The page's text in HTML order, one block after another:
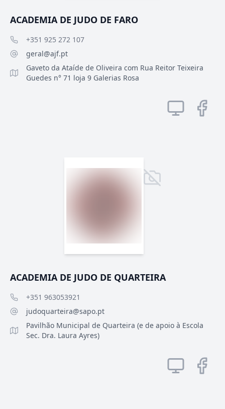
ACADEMIA DE JUDO DE FARO
+351 925 272 107
geral@ajf.pt
Gaveto da Ataíde de Oliveira com Rua Reitor Teixeira
Guedes n° 71 loja 9 Galerias Rosa
ACADEMIA DE JUDO DE QUARTEIRA
+351 963053921
judoquarteira@sapo.pt
Pavilhão Municipal de Quarteira (e de apoio à Escola
Sec. Dra. Laura Ayres)